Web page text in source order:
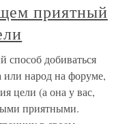
приятный
добиваться
или народ на форуме,
цели (а она у вас,
приятными.